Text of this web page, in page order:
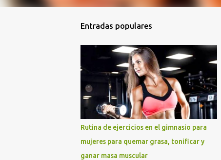
Entradas populares
Rutina de ejercicios en el gimnasio para
mujeres para quemar grasa, tonificar y
ganar masa muscular